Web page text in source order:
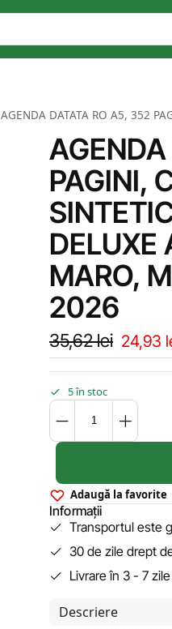
AGENDA DATATA RO A5, 352 PAGINI, COPERTA
PAGINI,
DELUXE
MARO,
2026
35,62lei 24,93
5 în stoc
Adaugă la favorite
Informații
Transportul este
30 de zile drept
Livrare în 3 - 7
Descriere